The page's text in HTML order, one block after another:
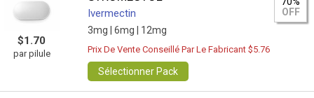
$1.70
par pilule
Ivermectin
3mg | 6mg | 12mg
OFF
Prix De Vente Conseillé Par Le Fabricant $5.76
Sélectionner Pack